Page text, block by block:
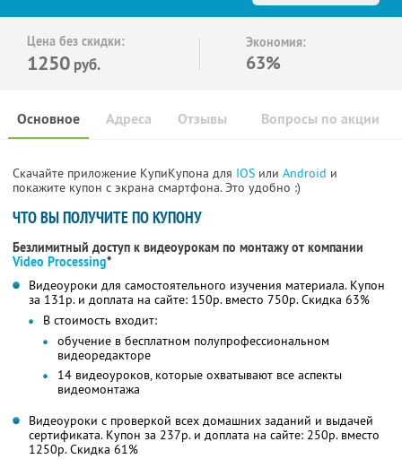
Цена без скидки:
1250 руб.
Экономия:
63%
Основное Отзывы Вопросы по акции
Адреса
Скачайте приложение КупиКупона для IOS или Android и
покажите купон с экрана смартфона. Это удобно :)
ЧТО ВЫ ПОЛУЧИТЕ ПО КУПОНУ
Безлимитный доступ к видеоурокам по монтажу от компании
Video Processing*
Видеоуроки для самостоятельного изучения материала. Купон
за 131р. и доплата на сайте: 150р. вместо 750р. Скидка 63%
В стоимость входит:
обучение в бесплатном полупрофессиональном
видеоредакторе
14 видеоуроков, которые охватывают все аспекты
видеомонтажа
Видеоуроки с проверкой всех домашних заданий и выдачей
сертификата. Купон за 237р. и доплата на сайте: 250р. вместо
1250р. Скидка 61%